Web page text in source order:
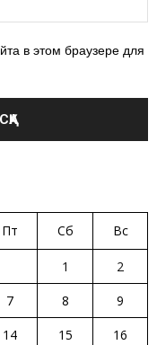
в этом браузере для
Пт Сб Вс
1
2
7 8
9
14 15
16